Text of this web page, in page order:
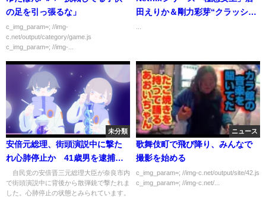
の足を引っ張るな」
c_img_param=; //img-
c.net/output/category/game.js
c_img_param=; //img-...
田えりか＆剛力彩芽“クラッシ
未分類
安倍元総理、街頭演説中に撃た
れ心肺停止か 41歳男を逮捕
(2022年7月8日)
自民党の安倍晋三元総理大臣が奈良市内
で街頭演説中に背後から散弾銃で撃たれま
した。心肺停止の状態とみられています。
ニュース
歌舞伎町で飛び降り、みんなで
撮影を始める
c_img_param=; //img-c.net/output/site/42.js
c_img_param=; //img-c.net/...